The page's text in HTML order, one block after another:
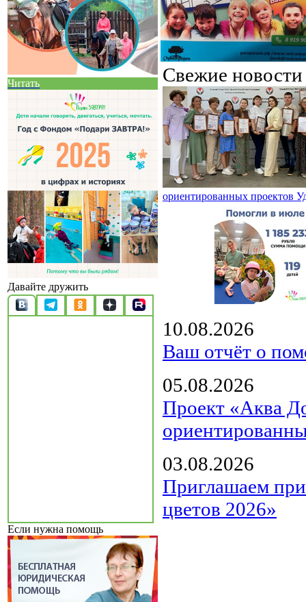
Читать
Давайте дружить
Если нужна помощь
Свежие
ориентированных проектов
10.08.2026
Ваш отчёт о
05.08.2026
Проект «Аква
03.08.2026
Приглашаем
цветов 2026»